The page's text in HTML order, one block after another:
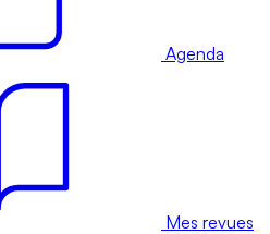
Agenda
Mes revues